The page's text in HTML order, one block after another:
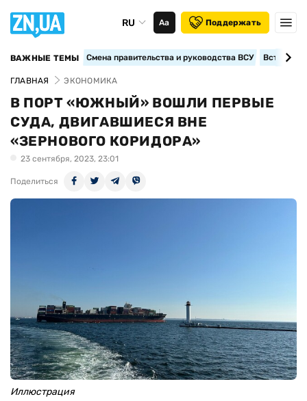
RU Аа Поддержать
ВАЖНЫЕ ТЕМЫ Смена правительства и руководства ВСУ
ГЛАВНАЯ ЭКОНОМИКА
В ПОРТ «ЮЖНЫЙ» ВОШЛИ ПЕРВЫЕ
СУДА, ДВИГАВШИЕСЯ ВНЕ
«ЗЕРНОВОГО КОРИДОРА»
23 сентября, 2023, 23:01
Поделиться
Иллюстрация